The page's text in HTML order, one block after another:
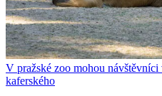
V pražské zoo mohou
kaferského